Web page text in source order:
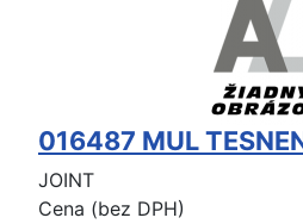
016487 MUL
JOINT
Cena (bez DPH)